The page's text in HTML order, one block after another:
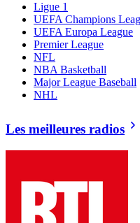
Ligue 1
UEFA Champions
UEFA Europa League
Premier League
NFL
NBA Basketball
Major League Baseball
NHL
Les meilleures radios